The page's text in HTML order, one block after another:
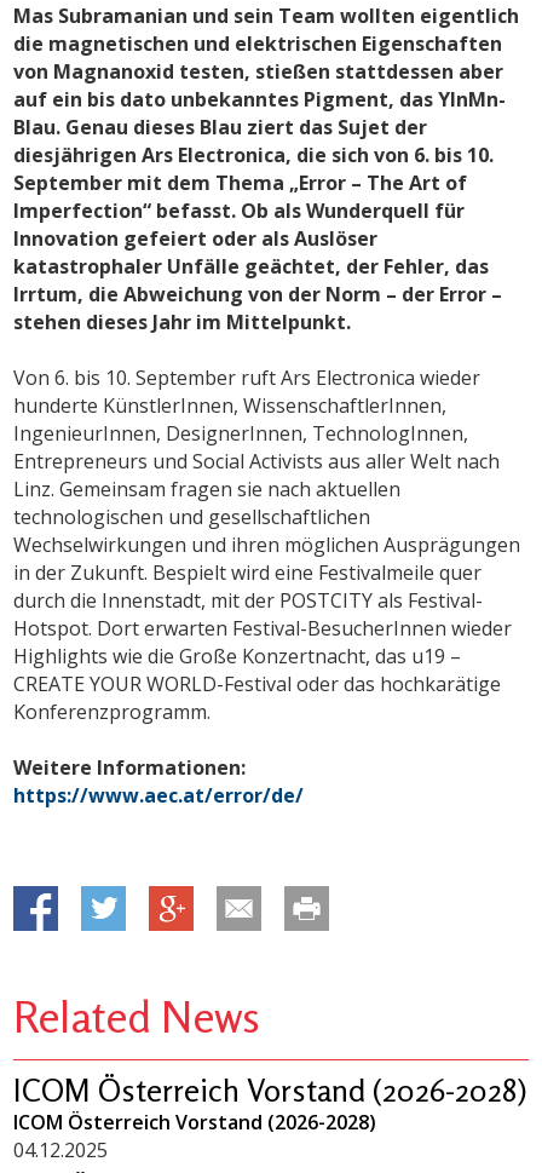
Mas Subramanian und sein Team wollten eigentlich
die magnetischen und elektrischen Eigenschaften
von Magnanoxid testen, stießen stattdessen aber
auf ein bis dato unbekanntes Pigment, das YInMn-
Blau. Genau dieses Blau ziert das Sujet der
diesjährigen Ars Electronica, die sich von 6. bis 10.
September mit dem Thema „Error – The Art of
Imperfection“ befasst. Ob als Wunderquell für
Innovation gefeiert oder als Auslöser
katastrophaler Unfälle geächtet, der Fehler, das
Irrtum, die Abweichung von der Norm – der Error –
stehen dieses Jahr im Mittelpunkt.
Von 6. bis 10. September ruft Ars Electronica wieder
hunderte KünstlerInnen, WissenschaftlerInnen,
IngenieurInnen, DesignerInnen, TechnologInnen,
Entrepreneurs und Social Activists aus aller Welt nach
Linz. Gemeinsam fragen sie nach aktuellen
technologischen und gesellschaftlichen
Wechselwirkungen und ihren möglichen Ausprägungen
in der Zukunft. Bespielt wird eine Festivalmeile quer
durch die Innenstadt, mit der POSTCITY als Festival-
Hotspot. Dort erwarten Festival-BesucherInnen wieder
Highlights wie die Große Konzertnacht, das u19 –
CREATE YOUR WORLD-Festival oder das hochkarätige
Konferenzprogramm.
Weitere Informationen:
https://www.aec.at/error/de/
Related News
ICOM Österreich Vorstand (2026-2028)
ICOM Österreich Vorstand (2026-2028)
04.12.2025